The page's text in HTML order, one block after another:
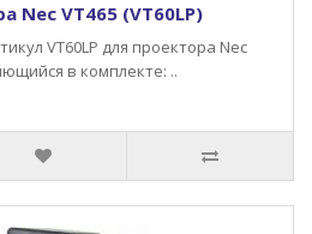
Nec VT465 (VT60LP)
VT60LP для проектора Nec
в комплекте: ..